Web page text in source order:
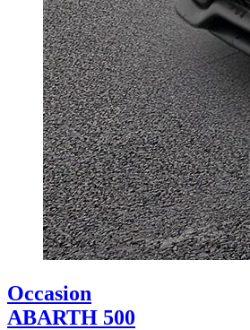
Occasion
ABARTH 500